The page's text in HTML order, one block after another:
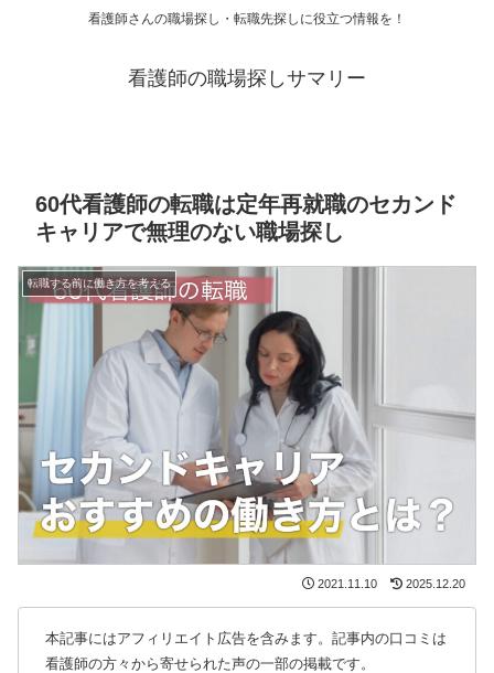
看護師さんの職場探し・転職先探しに役立つ情報を！
看護師の職場探しサマリー
60代看護師の転職は定年再就職のセカンド
キャリアで無理のない職場探し
転職する前に働き方を考える
2021.11.10 2025.12.20
本記事にはアフィリエイト広告を含みます。記事内の口コミは
看護師の方々から寄せられた声の一部の掲載です。